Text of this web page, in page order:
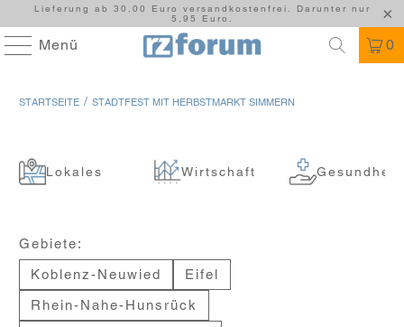
Lieferung ab 30,00 Euro versandkostenfrei. Darunter nur
5,95 Euro.
Menü 0
STARTSEITE / STADTFEST MIT HERBSTMARKT SIMMERN
Lokales Wirtschaft Gesundheit
Gebiete:
Koblenz-Neuwied
Eifel
Rhein-Nahe-Hunsrück